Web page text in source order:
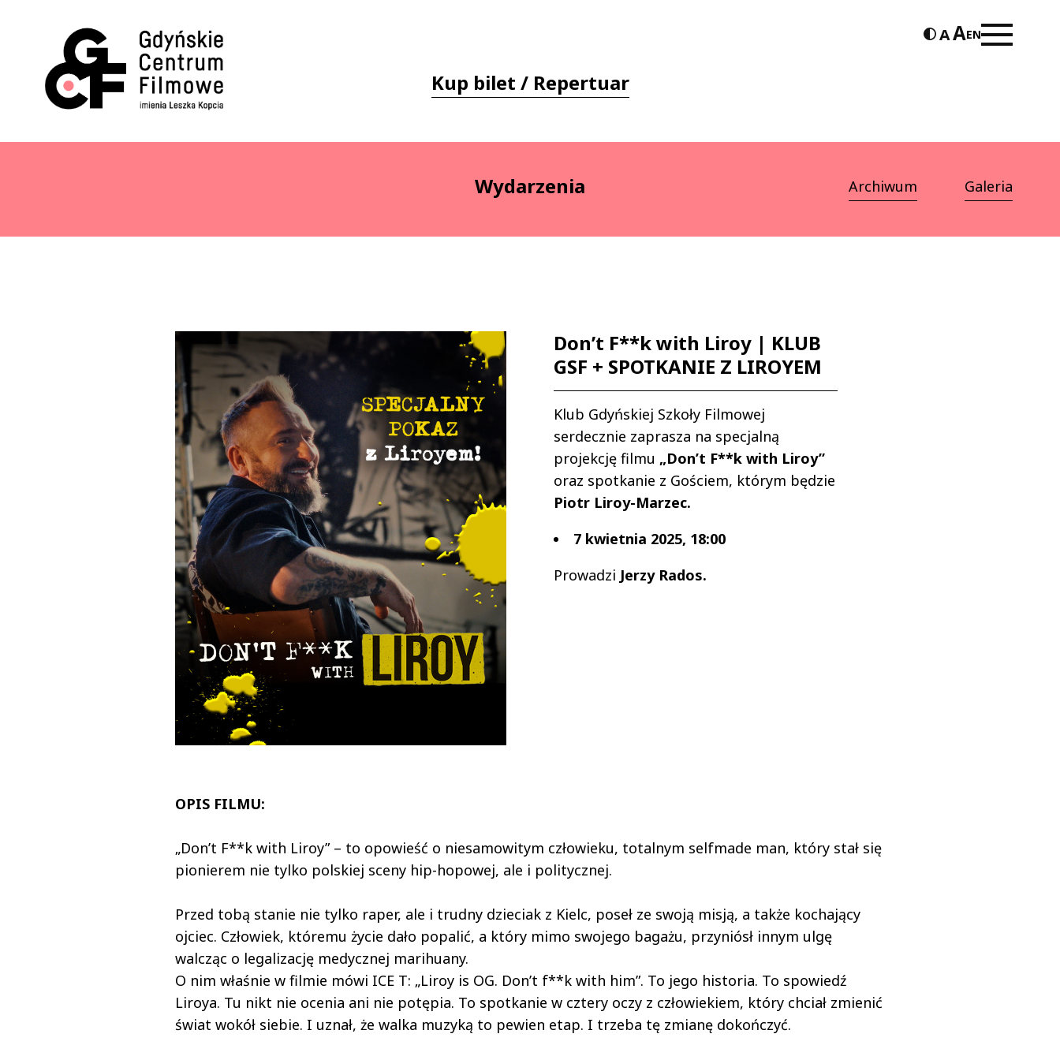
Kup bilet / Repertuar
EN
Wydarzenia Archiwum Galeria
Don’t F**k with Liroy | KLUB
GSF + SPOTKANIE Z LIROYEM
Klub Gdyńskiej Szkoły Filmowej
serdecznie zaprasza na specjalną
projekcję filmu „Don’t F**k with Liroy”
oraz spotkanie z Gościem, którym będzie
Piotr Liroy-Marzec.
7 kwietnia 2025, 18:00
Prowadzi Jerzy Rados.
OPIS FILMU:
„Don’t F**k with Liroy” – to opowieść o niesamowitym człowieku, totalnym selfmade man, który stał się
pionierem nie tylko polskiej sceny hip-hopowej, ale i politycznej.
Przed tobą stanie nie tylko raper, ale i trudny dzieciak z Kielc, poseł ze swoją misją, a także kochający
ojciec. Człowiek, któremu życie dało popalić, a który mimo swojego bagażu, przyniósł innym ulgę
walcząc o legalizację medycznej marihuany.
O nim właśnie w filmie mówi ICE T: „Liroy is OG. Don’t f**k with him”. To jego historia. To spowiedź
Liroya. Tu nikt nie ocenia ani nie potępia. To spotkanie w cztery oczy z człowiekiem, który chciał zmienić
świat wokół siebie. I uznał, że walka muzyką to pewien etap. I trzeba tę zmianę dokończyć.